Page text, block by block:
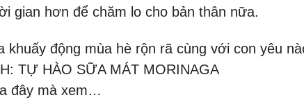
gian hơn để chăm lo cho bản thân nữa.
khuấy động mùa hè rộn rã cùng với con yêu
TỰ HÀO SỮA MÁT MORINAGA
đây mà xem…